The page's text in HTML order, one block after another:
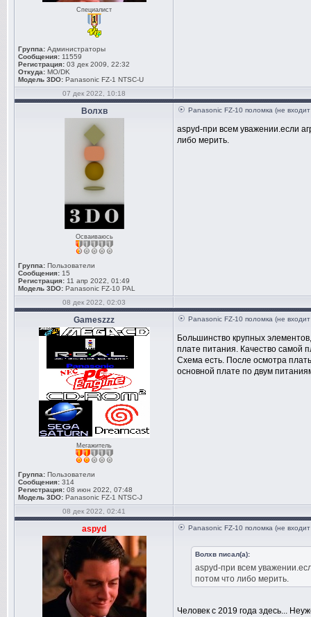
Специалист
Группа: Администраторы
Сообщения: 11559
Регистрация: 03 дек 2009, 22:32
Откуда: MO/DK
Модель 3DO: Panasonic FZ-1 NTSC-U
07 дек 2022, 10:18
Волхв
Осваиваюсь
Группа: Пользователи
Сообщения: 15
Регистрация: 11 апр 2022, 01:49
Модель 3DO: Panasonic FZ-10 PAL
Panasonic FZ-10 поломка (не
aspyd-при всем уважении.если
либо мерить.
08 дек 2022, 02:03
Gameszzz
Мегажитель
Группа: Пользователи
Сообщения: 314
Регистрация: 08 июн 2022, 07:48
Модель 3DO: Panasonic FZ-1 NTSC-J
Panasonic FZ-10 поломка (не
Большинство крупных
плате питания. Качество самой
Схема есть. После осмотра
основной плате по двум
08 дек 2022, 02:41
aspyd Panasonic FZ-10 поломка (не
Волхв писал(а):
aspyd-при всем
потом что либо мерить.
Человек с 2019 года здесь...